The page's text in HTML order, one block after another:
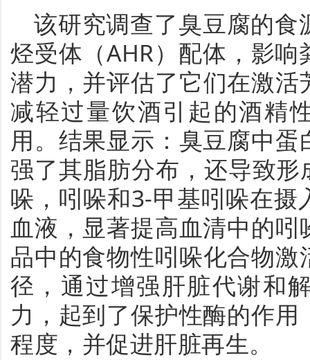
该研究调查了臭豆腐的
烃受体（AHR）配体，影
潜力，并评估了它们在激
减轻过量饮酒引起的酒精
用。结果显示：臭豆腐中
强了其脂肪分布，还导致
哚，吲哚和3-甲基吲哚在
血液，显著提高血清中的
品中的食物性吲哚化合物
径，通过增强肝脏代谢和
力，起到了保护性酶的作
程度，并促进肝脏再生。